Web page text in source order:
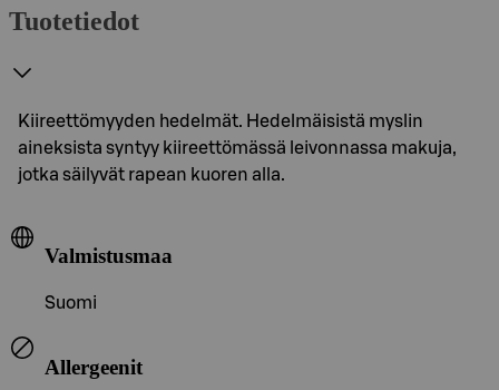
Tuotetiedot
Kiireettömyyden hedelmät. Hedelmäisistä myslin
aineksista syntyy kiireettömässä leivonnassa makuja,
jotka säilyvät rapean kuoren alla.
Valmistusmaa
Suomi
Allergeenit